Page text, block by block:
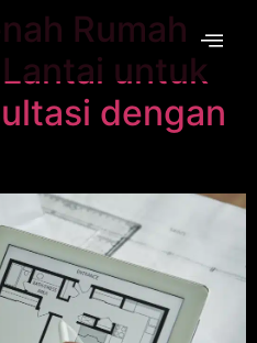
Rumah
untuk
dengan